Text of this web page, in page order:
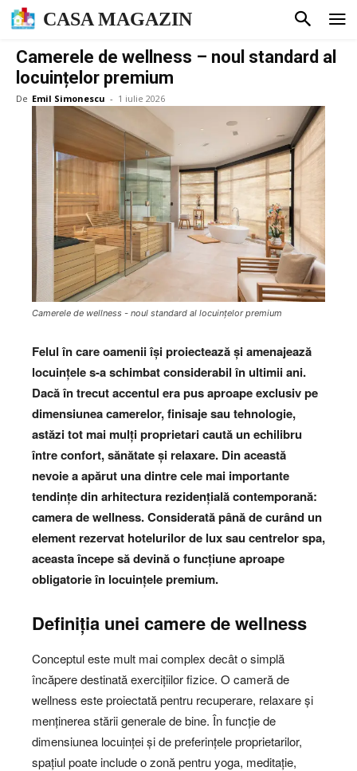
CASA MAGAZIN
Camerele de wellness – noul standard al
locuințelor premium
De Emil Simonescu - 1 iulie 2026
Camerele de wellness - noul standard al locuințelor premium
Felul în care oamenii își proiectează și amenajează
locuințele s-a schimbat considerabil în ultimii ani.
Dacă în trecut accentul era pus aproape exclusiv pe
dimensiunea camerelor, finisaje sau tehnologie,
astăzi tot mai mulți proprietari caută un echilibru
între confort, sănătate și relaxare. Din această
nevoie a apărut una dintre cele mai importante
tendințe din arhitectura rezidențială contemporană:
camera de wellness. Considerată până de curând un
element rezervat hotelurilor de lux sau centrelor spa,
aceasta începe să devină o funcțiune aproape
obligatorie în locuințele premium.
Definiția unei camere de wellness
Conceptul este mult mai complex decât o simplă
încăpere destinată exercițiilor fizice. O cameră de
wellness este proiectată pentru recuperare, relaxare și
menținerea stării generale de bine. În funcție de
dimensiunea locuinței și de preferințele proprietarilor,
spațiul poate include o zonă pentru yoga, meditație,